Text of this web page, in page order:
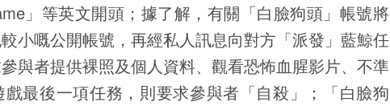
」等英文開頭；據了解，有關「白臉狗頭」帳號將
小嘅公開帳號，再經私人訊息向對方「派發」藍鯨任
與者提供裸照及個人資料、觀看恐怖血腥影片、不準
最後一項任務，則要求參與者「自殺」；「白臉狗